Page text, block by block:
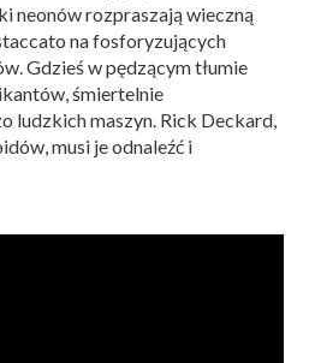
neonów rozpraszają wieczną
na fosforyzujących
Gdzieś w pędzącym tłumie
śmiertelnie
ludzkich maszyn. Rick Deckard,
musi je odnaleźć i